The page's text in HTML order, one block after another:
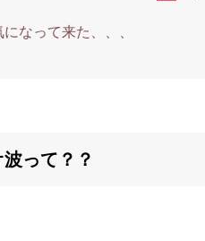
なって来た、、、
って？？